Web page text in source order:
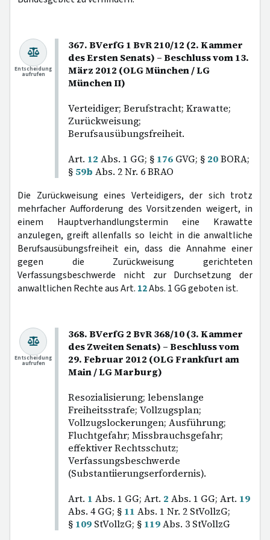
367. BVerfG 1 BvR 210/12 (2. Kammer
des Ersten Senats) – Beschluss vom 13.
März 2012 (OLG München / LG
München II)
Verteidiger; Berufstracht; Krawatte;
Zurückweisung;
Berufsausübungsfreiheit.
Art. 12 Abs. 1 GG; § 176 GVG; § 20BORA;
§ 59b Abs. 2 Nr. 6 BRAO
Entscheidung
aufrufen
Die Zurückweisung eines Verteidigers, der sich trotz
mehrfacher Aufforderung des Vorsitzenden weigert, in
einem Hauptverhandlungstermin eine Krawatte
anzulegen, greift allenfalls so leicht in die anwaltliche
Berufsausübungsfreiheit ein, dass die Annahme einer
gegen die Zurückweisung gerichteten
Verfassungsbeschwerde nicht zur Durchsetzung der
anwaltlichen Rechte aus Art. 12Abs. 1 GG geboten ist.
368. BVerfG 2 BvR 368/10 (3. Kammer
des Zweiten Senats) – Beschluss vom
29. Februar 2012 (OLG Frankfurt am
Main / LG Marburg)
Resozialisierung; lebenslange
Freiheitsstrafe; Vollzugsplan;
Vollzugslockerungen; Ausführung;
Fluchtgefahr; Missbrauchsgefahr;
effektiver Rechtsschutz;
Verfassungsbeschwerde
(Substantiierungserfordernis).
Art. 1 Abs. 1 GG; Art. 2 Abs. 1 GG; Art. 19
Abs. 4 GG; § 11 Abs. 1 Nr. 2 StVollzG;
§ 109 StVollzG; § 119Abs. 3 StVollzG
Entscheidung
aufrufen